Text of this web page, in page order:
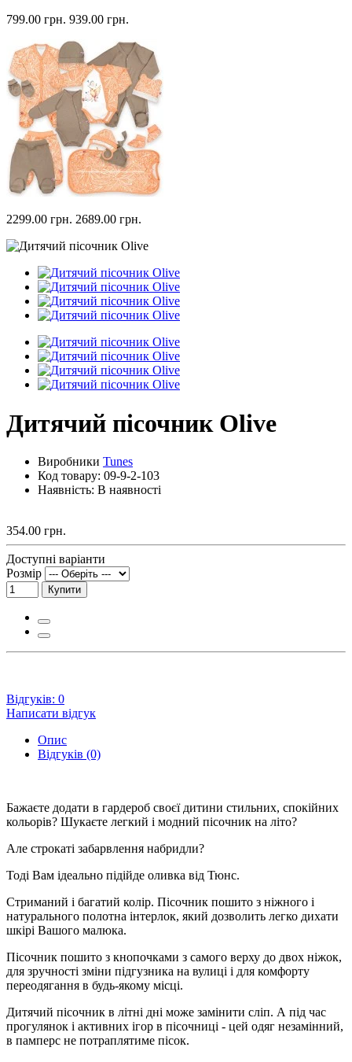
799.00 грн. 939.00 грн.
2299.00 грн. 2689.00 грн.
Дитячий пісочник Olive
Виробники Tunes
Код товару: 09-9-2-103
Наявність: В наявності
354.00 грн.
Доступні варіанти
Розмір
Купити
Відгуків: 0
Написати відгук
Опис
Відгуків (0)
Бажаєте додати в гардероб своєї дитини стильних, спокійних
кольорів? Шукаєте легкий і модний пісочник на літо?
Але строкаті забарвлення набридли?
Тоді Вам ідеально підійде оливка від Тюнс.
Стриманий і багатий колір. Пісочник пошито з ніжного і
натурального полотна інтерлок, який дозволить легко дихати
шкірі Вашого малюка.
Пісочник пошито з кнопочками з самого верху до двох ніжок,
для зручності зміни підгузника на вулиці і для комфорту
переодягання в будь-якому місці.
Дитячий пісочник в літні дні може замінити сліп. А під час
прогулянок і активних ігор в пісочниці - цей одяг незамінний,
в памперс не потраплятиме пісок.